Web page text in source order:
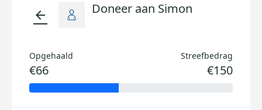
arrow_back Doneer aan Simon
Opgehaald
€66
Streefbedrag
€150